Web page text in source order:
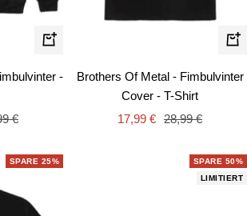
Schnellansicht
-
€
Brothers Of Metal - Fimbulvinter
Cover - T-Shirt
Angebotspreis
17,99 € Regulärer
28,99 €
SPARE 25%
SPARE 50%
LIMITIERT